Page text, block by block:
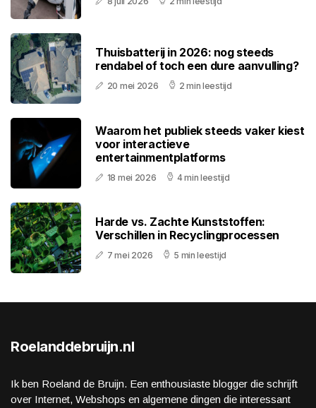
Thuisbatterij in 2026: nog steeds
rendabel of toch een dure aanvulling?
20 mei 2026 2 min leestijd
Waarom het publiek steeds vaker kiest
voor interactieve
entertainmentplatforms
18 mei 2026 4 min leestijd
Harde vs. Zachte Kunststoffen:
Verschillen in Recyclingprocessen
7 mei 2026 5 min leestijd
Roelanddebruijn.nl
Ik ben Roeland de Bruijn. Een enthousiaste blogger die schrijft
over Internet, Webshops en algemene dingen die interessant